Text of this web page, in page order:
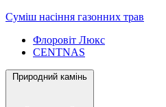
Суміш насіння газонних трав
Флоровіт Люкс
СENTNAS
Природний камінь